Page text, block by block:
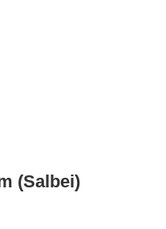
(Salbei)